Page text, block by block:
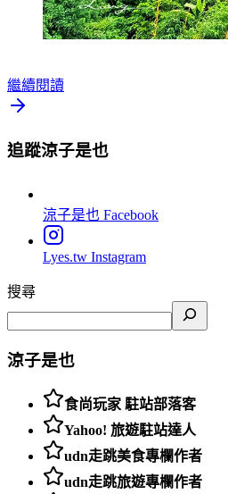
繼續閱讀
追蹤涼子是也
涼子是也 Facebook
Lyes.tw Instagram
搜尋
涼子是也
食尚玩家 駐站部落客
Yahoo! 旅遊駐站達人
udn走跳美食專欄作者
udn走跳旅遊專欄作者